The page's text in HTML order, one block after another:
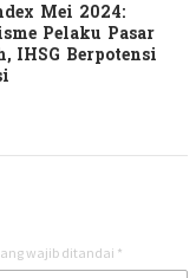
Mei 2024:
Pelaku Pasar
IHSG Berpotensi
wajib ditandai *